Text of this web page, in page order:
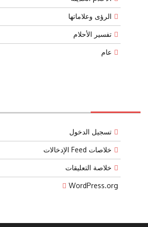
الرؤى وعلاماتها
تفسير الأحلام
عام
تسجيل الدخول
خلاصات Feed الإدخالات
خلاصة التعليقات
WordPress.org